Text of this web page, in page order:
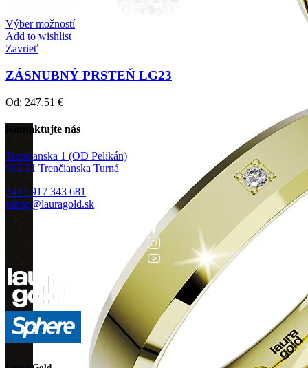
Výber možností
Add to wishlist
Zavrieť
ZÁSNUBNÝ PRSTEŇ LG23
Od: 247,51 €
Kontaktujte nás
Trenčianska 1 (OD Pelikán)
913 21 Trenčianska Turná
+421 917 343 681
eshop@lauragold.sk